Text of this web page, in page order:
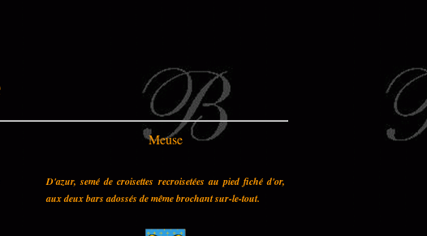
Meuse
D'azur, semé de croisettes recroisetées au pied fiché d'or,
aux deux bars adossés de même brochant sur-le-tout.